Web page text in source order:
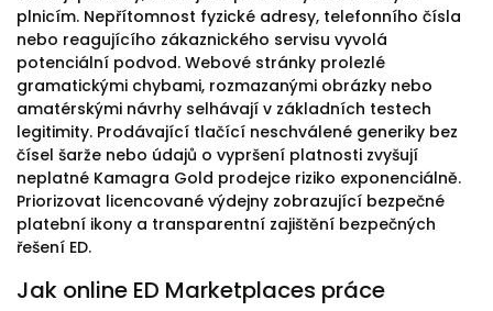
plnicím. Nepřítomnost fyzické adresy, telefonního čísla
nebo reagujícího zákaznického servisu vyvolá
potenciální podvod. Webové stránky prolezlé
gramatickými chybami, rozmazanými obrázky nebo
amatérskými návrhy selhávají v základních testech
legitimity. Prodávající tlačící neschválené generiky bez
čísel šarže nebo údajů o vypršení platnosti zvyšují
neplatné Kamagra Gold prodejce riziko exponenciálně.
Priorizovat licencované výdejny zobrazující bezpečné
platební ikony a transparentní zajištění bezpečných
řešení ED.
Jak online ED Marketplaces práce